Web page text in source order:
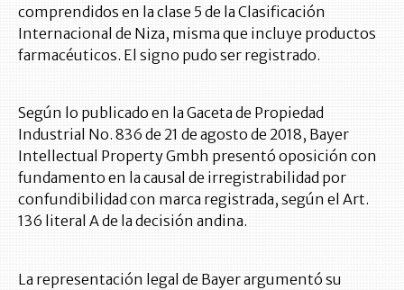
comprendidos en la clase 5 de la Clasificación
Internacional de Niza, misma que incluye productos
farmacéuticos. El signo pudo ser registrado.
Según lo publicado en la Gaceta de Propiedad
Industrial No. 836 de 21 de agosto de 2018, Bayer
Intellectual Property Gmbh presentó oposición con
fundamento en la causal de irregistrabilidad por
confundibilidad con marca registrada, según el Art.
136 literal A de la decisión andina.
La representación legal de Bayer argumentó su